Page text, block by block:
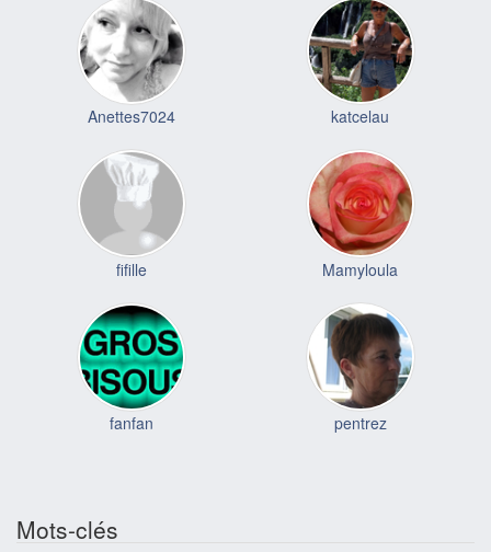
Anettes7024 katcelau
fifille Mamyloula
fanfan pentrez
Mots-clés